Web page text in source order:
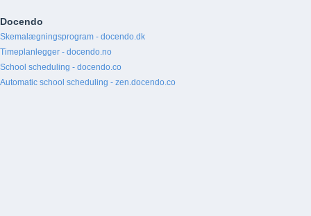
Docendo
Skemalægningsprogram - docendo.dk
Timeplanlegger - docendo.no
School scheduling - docendo.co
Automatic school scheduling - zen.docendo.co